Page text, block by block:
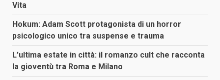
Vita
Hokum: Adam Scott protagonista di un horror
psicologico unico tra suspense e trauma
L’ultima estate in città: il romanzo cult che racconta
la gioventù tra Roma e Milano